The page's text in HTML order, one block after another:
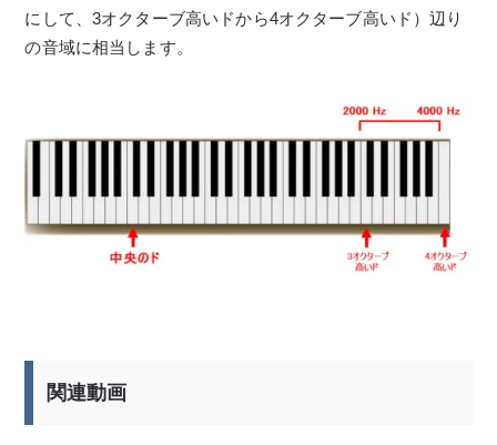
にして、3オクターブ高いドから4オクターブ高いド）辺り
の音域に相当します。
関連動画